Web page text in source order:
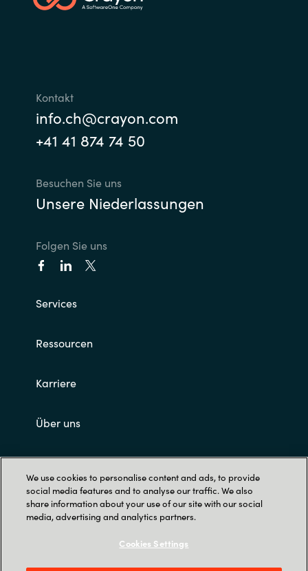
Kontakt
info.ch@crayon.com
+41 41 874 74 50
Besuchen Sie uns
Unsere Niederlassungen
Folgen Sie uns
Services
Ressourcen
Karriere
Über uns
Impressum und AGB's
We use cookies to personalise content and ads, to provide
social media features and to analyse our traffic. We also
share information about your use of our site with our social
media, advertising and analytics partners.
Cookies Settings